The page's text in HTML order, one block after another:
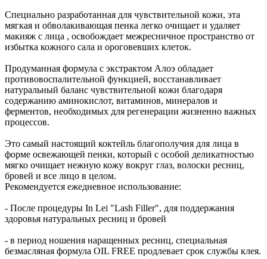
Специально разработанная для чувствительной кожи, эта
мягкая и обволакивающая пенка легко очищает и удаляет
макияж с лица , освобождает межресничное пространство от
избытка кожного сала и ороговевших клеток.
Продуманная формула с экстрактом Алоэ обладает
противовоспалительной функцией, восстанавливает
натуральный баланс чувствительной кожи благодаря
содержанию аминокислот, витаминов, минералов и
ферментов, необходимых для регенерации жизненно важных
процессов.
Это самый настоящий коктейль благополучия для лица в
форме освежающей пенки, который с особой деликатностью
мягко очищает нежную кожу вокруг глаз, волоски ресниц,
бровей и все лицо в целом.
Рекомендуется ежедневное использование:
- После процедуры In Lei "Lash Filler", для поддержания
здоровья натуральных ресниц и бровей
- в период ношения наращенных ресниц, специальная
безмасляная формула OIL FREE продлевает срок службы клея.